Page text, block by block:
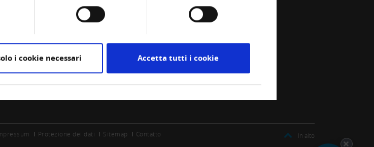
i cookie necessari Accetta tutti i cookie
Protezione dei dati Sitemap Contatto In alto